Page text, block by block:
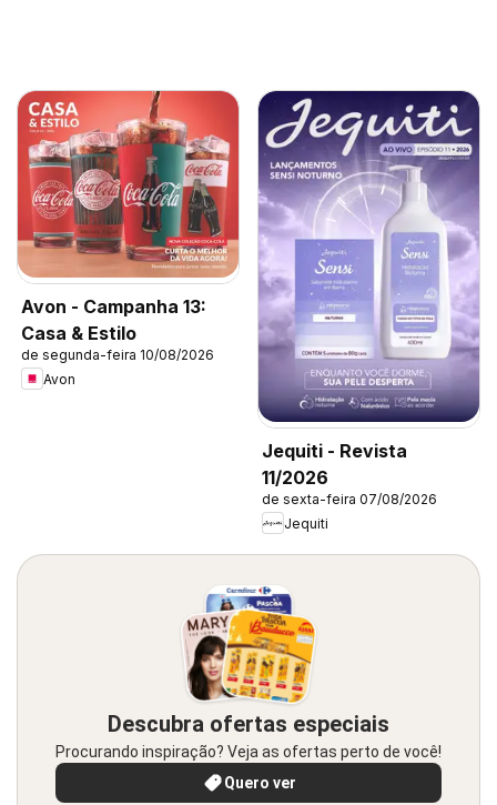
Avon - Campanha 13:
Casa & Estilo
de segunda-feira 10/08/2026
Avon
Jequiti - Revista
11/2026
de sexta-feira 07/08/2026
Jequiti
Descubra ofertas especiais
Procurando inspiração? Veja as ofertas perto de você!
Quero ver